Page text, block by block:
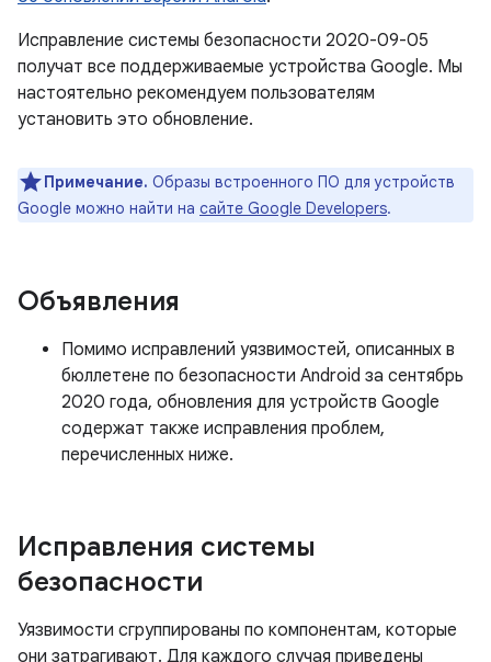
Исправление системы безопасности 2020-09-05
получат все поддерживаемые устройства Google. Мы
настоятельно рекомендуем пользователям
установить это обновление.
Примечание. Образы встроенного ПО для устройств
Google можно найти на сайте Google Developers.
Объявления
Помимо исправлений уязвимостей, описанных в
бюллетене по безопасности Android за сентябрь
2020 года, обновления для устройств Google
содержат также исправления проблем,
перечисленных ниже.
Исправления системы
безопасности
Уязвимости сгруппированы по компонентам, которые
они затрагивают. Для каждого случая приведены